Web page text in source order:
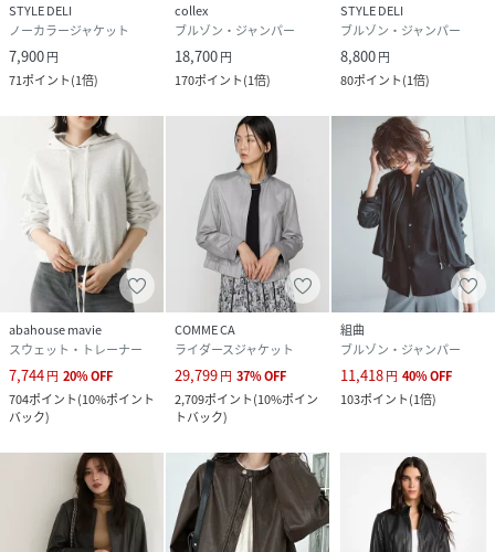
STYLE DELI
ノーカラージャケット
7,900円
71ポイント(1倍)
collex
ブルゾン・ジャンパー
18,700円
170ポイント(1倍)
STYLE DELI
ブルゾン・ジャンパー
8,800円
80ポイント(1倍)
abahouse mavie
スウェット・トレーナー
7,744円 20%OFF
704ポイント(10%ポイント
バック)
COMME CA
ライダースジャケット
29,799円 37%OFF
2,709ポイント(10%ポイン
トバック)
組曲
ブルゾン・ジャンパー
11,418円 40%OFF
103ポイント(1倍)